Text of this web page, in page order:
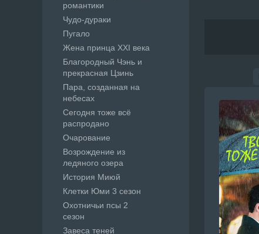
романтики
Чудо-дураки
Пугало
Жена принца XXI века
Благородный Чэнь и
прекрасная Цзинь
Пара, созданная на
небесах
Сегодня тоже всё
распродано
Очарование
Возрождение из
ледяного озера
История Миюй
Клетки Юми 3 сезон
Охотничьи псы 2
сезон
Завеса теней